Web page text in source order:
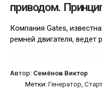
приводом.
Компания Gates,
ремней двигателя, ведет
Автор: Семёнов Виктор
Метки: Генератор,